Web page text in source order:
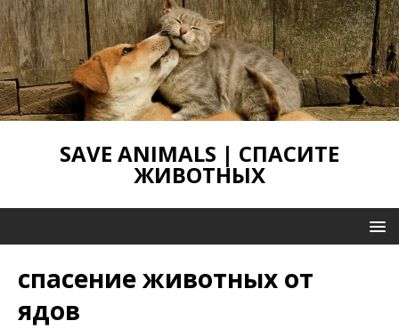
SAVE ANIMALS | СПАСИТЕ
ЖИВОТНЫХ
спасение животных от
ядов